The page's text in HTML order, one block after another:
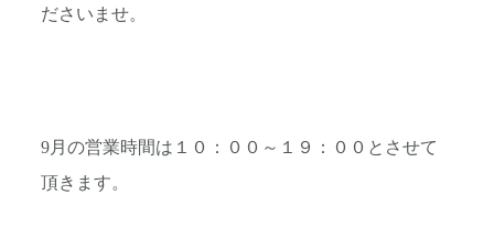
ださいませ。
9月の営業時間は１０：００～１９：００とさせて
頂きます。